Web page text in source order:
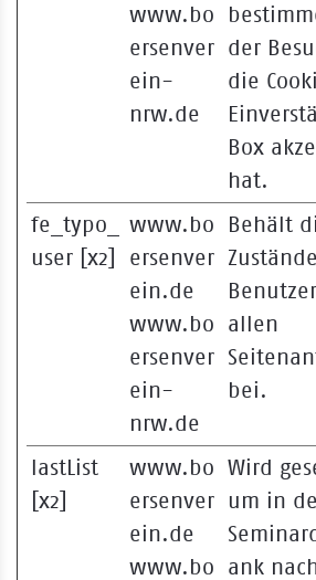
www.bo
ersenver
ein-
nrw.de
der
die
Box
hat.
fe_typo_
user [x2]
www.bo
ersenver
ein.de
www.bo
ersenver
ein-
nrw.de
Behält
allen
bei.
lastList
[x2]
www.bo
ersenver
ein.de
www.bo
Wird
um in
ank